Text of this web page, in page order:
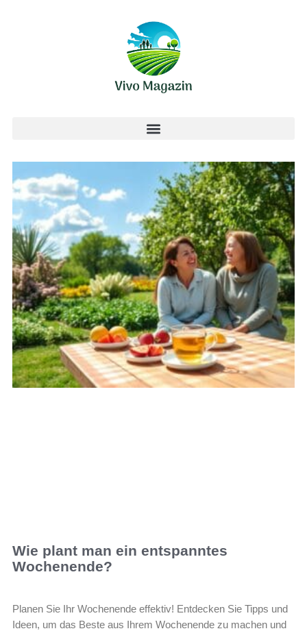
Wie plant man ein entspanntes
Wochenende?
Planen Sie Ihr Wochenende effektiv! Entdecken Sie Tipps und
Ideen, um das Beste aus Ihrem Wochenende zu machen und